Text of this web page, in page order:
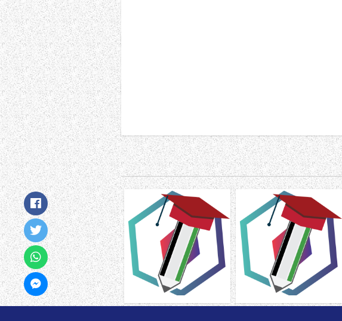
تدريبات داعمة على نطق ملزمة أنواع الإملاء لغة عربية